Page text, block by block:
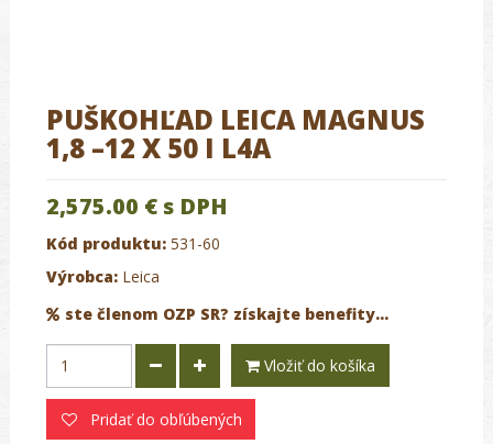
PUŠKOHĽAD LEICA MAGNUS
1,8 –12 X 50 I L4A
2,575.00 € s DPH
Kód produktu: 531-60
Výrobca: Leica
ste členom OZP SR? získajte benefity...
Vložiť do košíka
Pridať do obľúbených